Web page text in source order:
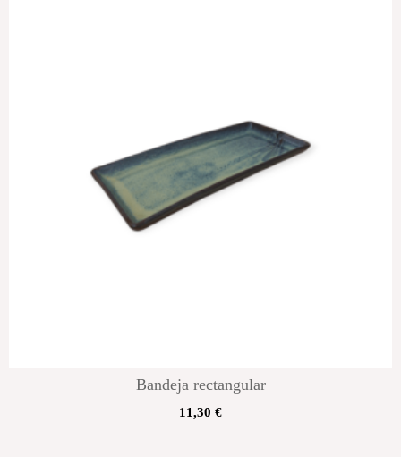
Bandeja rectangular
11,30 €